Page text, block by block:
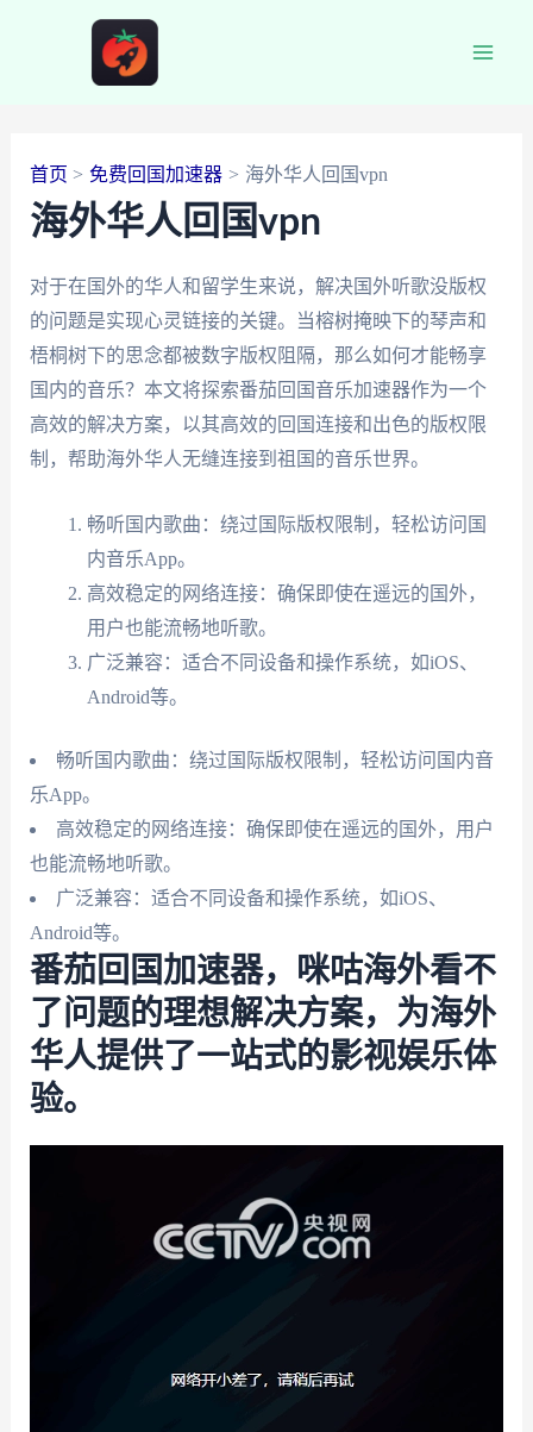
首页 免费回国加速器 海外华人回国vpn
海外华人回国vpn
对于在国外的华人和留学生来说，解决国外听歌没版权
的问题是实现心灵链接的关键。当榕树掩映下的琴声和
梧桐树下的思念都被数字版权阻隔，那么如何才能畅享
国内的音乐？本文将探索番茄回国音乐加速器作为一个
高效的解决方案，以其高效的回国连接和出色的版权限
制，帮助海外华人无缝连接到祖国的音乐世界。
畅听国内歌曲：绕过国际版权限制，轻松访问国
内音乐App。
高效稳定的网络连接：确保即使在遥远的国外，
用户也能流畅地听歌。
广泛兼容：适合不同设备和操作系统，如iOS、
Android等。
畅听国内歌曲：绕过国际版权限制，轻松访问国内音
乐App。
高效稳定的网络连接：确保即使在遥远的国外，用户
也能流畅地听歌。
广泛兼容：适合不同设备和操作系统，如iOS、
Android等。
番茄回国加速器，咪咕海外看不
了问题的理想解决方案，为海外
华人提供了一站式的影视娱乐体
验。